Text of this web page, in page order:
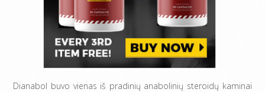
Dianabol buvo vienas iš pradinių anabolinių steroidų kaminai